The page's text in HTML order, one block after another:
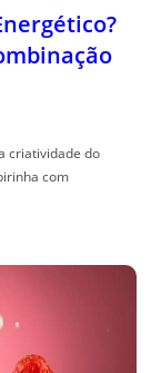
criatividade do
com